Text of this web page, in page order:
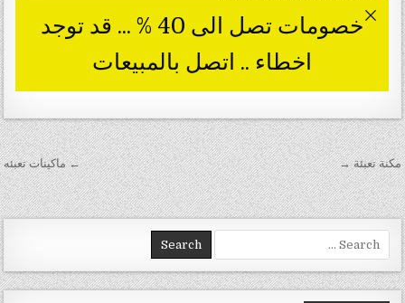
تصفّح المقالات ← ماكينات تعبئه مكنة تعبئة →
Search for: